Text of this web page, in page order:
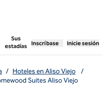
Sus
estadías
, abre una pestaña
Inscríbase Inicie sesión
/ Hoteles en Aliso Viejo
/
Suites Aliso Viejo